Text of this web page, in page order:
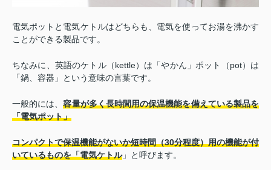
電気ポットと電気ケトルはどちらも、電気を使ってお湯を沸かす
ことができる製品です。
ちなみに、英語のケトル（kettle）は「やかん」ポット（pot）は
「鍋、容器」という意味の言葉です。
一般的には、容量が多く長時間用の保温機能を備えている製品を
「電気ポット」
コンパクトで保温機能がないか短時間（30分程度）用の機能が付
いているものを「電気ケトル」と呼びます。